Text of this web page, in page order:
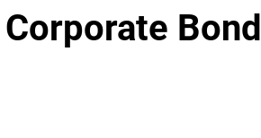
Bond